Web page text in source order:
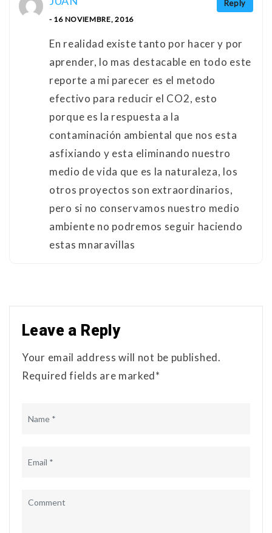
Reply
- 16 NOVIEMBRE, 2016
En realidad existe tanto por hacer y por
aprender, lo mas destacable en todo este
reporte a mi parecer es el metodo
efectivo para reducir el CO2, esto
porque es la respuesta a la
contaminación ambiental que nos esta
asfixiando y esta eliminando nuestro
medio de vida que es la naturaleza, los
otros proyectos son extraordinarios,
pero si no conservamos nuestro medio
ambiente no podremos seguir haciendo
estas mnaravillas
Leave a Reply
Your email address will not be published.
Required fields are marked*